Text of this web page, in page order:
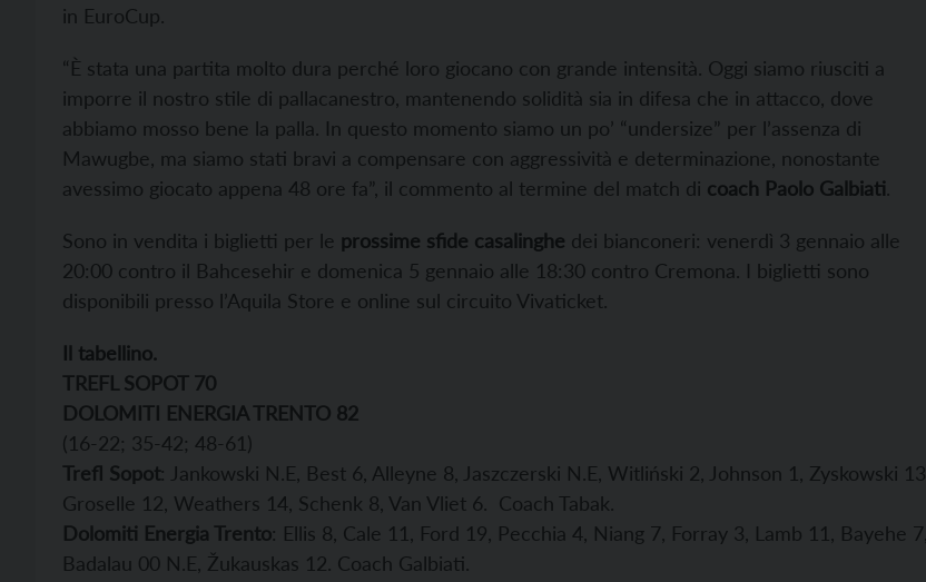
in EuroCup.
“È stata una partita molto dura perché loro giocano con grande intensità. Oggi siamo riusciti a
imporre il nostro stile di pallacanestro, mantenendo solidità sia in difesa che in attacco, dove
abbiamo mosso bene la palla. In questo momento siamo un po’ “undersize” per l’assenza di
Mawugbe, ma siamo stati bravi a compensare con aggressività e determinazione, nonostante
avessimo giocato appena 48 ore fa”, il commento al termine del match di coach Paolo Galbiati.
Sono in vendita i biglietti per le prossime sfide casalinghe dei bianconeri: venerdì 3 gennaio alle
20:00 contro il Bahcesehir e domenica 5 gennaio alle 18:30 contro Cremona. I biglietti sono
disponibili presso l’Aquila Store e online sul circuito Vivaticket.
Il tabellino.
TREFL SOPOT 70
DOLOMITI ENERGIA TRENTO 82
(16-22; 35-42; 48-61)
Trefl Sopot: Jankowski N.E, Best 6, Alleyne 8, Jaszczerski N.E, Witliński 2, Johnson 1, Zyskowski 13,
Groselle 12, Weathers 14, Schenk 8, Van Vliet 6. Coach Tabak.
Dolomiti Energia Trento: Ellis 8, Cale 11, Ford 19, Pecchia 4, Niang 7, Forray 3, Lamb 11, Bayehe 7,
Badalau 00 N.E, Žukauskas 12. Coach Galbiati.